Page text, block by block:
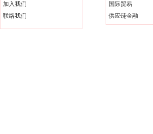
加入我们
联络我们
国际贸易
供应链金融